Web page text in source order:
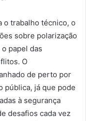
o trabalho técnico, o
sobre polarização
papel das
O
de perto por
pública, já que pode
à segurança
desafios cada vez